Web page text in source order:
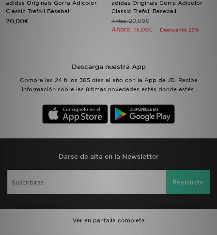
adidas Originals Gorra Adicolor
Classic Trefoil Baseball
20,00€
adidas Originals Gorra Adicolor
Classic Trefoil Baseball
Antes20,00€
Ahora 15,00€ Descuento 25%
Descarga nuestra App
Compra las 24 h los 365 días al año con la App de JD. Recibe
información sobre las últimas novedades estés donde estés.
Darse de alta en la Newsletter
Regístrate
Ver en pantalla completa
MI JD